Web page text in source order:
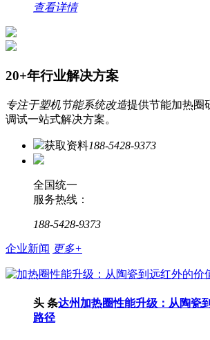
查看详情
20+年行业解决方案
专注于塑机节能系统改造提供节能加热圈
调试一站式解决方案。
获取资料188-5428-9373
全国统一
服务热线：
188-5428-9373
企业新闻 更多+
头 条达州加热圈性能升级：从陶瓷
路径